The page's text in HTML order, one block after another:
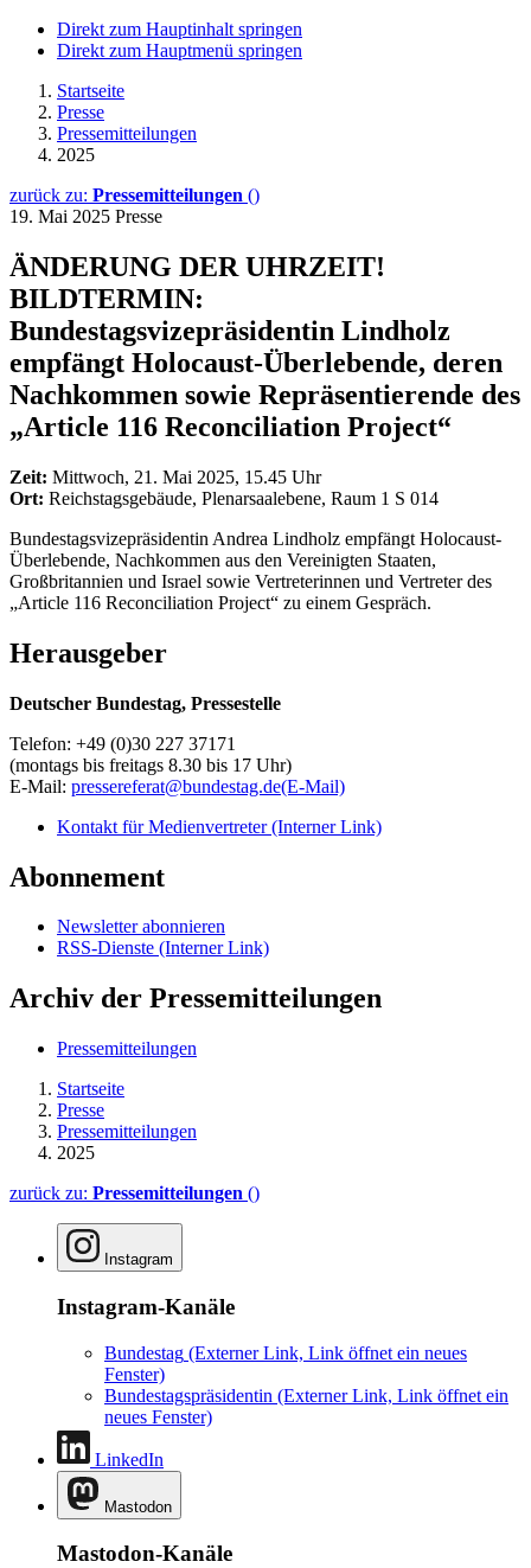
Direkt zum Hauptinhalt springen
Direkt zum Hauptmenü springen
Startseite
Presse
Pressemitteilungen
2025
zurück zu: Pressemitteilungen ()
19. Mai 2025 Presse
ÄNDERUNG DER UHRZEIT!
BILDTERMIN:
Bundestagsvizepräsidentin Lindholz
empfängt Holocaust-Überlebende, deren
Nachkommen sowie Repräsentierende des
„Article 116 Reconciliation Project“
Zeit: Mittwoch, 21. Mai 2025, 15.45 Uhr
Ort: Reichstagsgebäude, Plenarsaalebene, Raum 1 S 014
Bundestagsvizepräsidentin Andrea Lindholz empfängt Holocaust-
Überlebende, Nachkommen aus den Vereinigten Staaten,
Großbritannien und Israel sowie Vertreterinnen und Vertreter des
„Article 116 Reconciliation Project“ zu einem Gespräch.
Herausgeber
Deutscher Bundestag, Pressestelle
Telefon: +49 (0)30 227 37171
(montags bis freitags 8.30 bis 17 Uhr)
E-Mail: pressereferat@bundestag.de(E-Mail)
Kontakt für Medienvertreter(Interner Link)
Abonnement
Newsletter abonnieren
RSS-Dienste (Interner Link)
Archiv der Pressemitteilungen
Pressemitteilungen
Startseite
Presse
Pressemitteilungen
2025
zurück zu: Pressemitteilungen ()
Instagram
Instagram-Kanäle
Bundestag (Externer Link, Link öffnet ein neues
Fenster)
Bundestagspräsidentin (Externer Link, Link öffnet ein
neues Fenster)
LinkedIn
Mastodon
Mastodon-Kanäle